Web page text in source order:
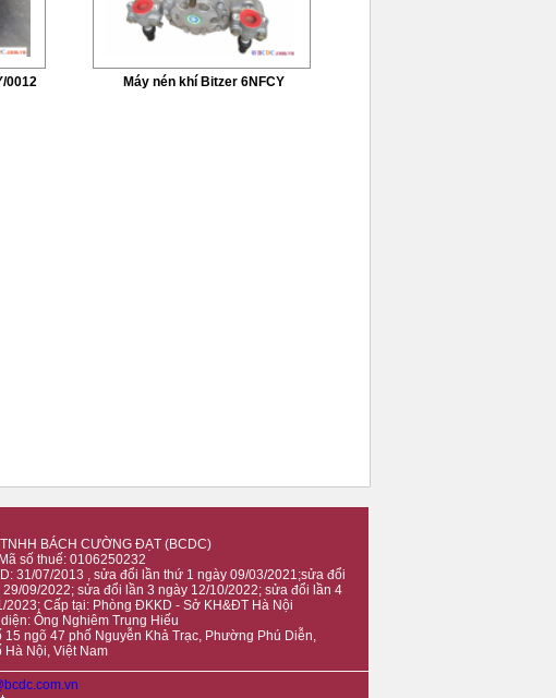
0012 Máy nén khí Bitzer 6NFCY
BÁCH CƯỜNG ĐẠT (BCDC)
số thuế: 0106250232
31/07/2013 , sửa đổi lần thứ 1 ngày 09/03/2021;sửa đổi
29/09/2022; sửa đổi lần 3 ngày 12/10/2022; sửa đổi lần 4
2023; Cấp tại: Phòng ĐKKD - Sở KH&ĐT Hà Nội
Ông Nghiêm Trung Hiếu
15 ngõ 47 phố Nguyễn Khả Trạc, Phường Phú Diễn,
Hà Nội, Việt Nam